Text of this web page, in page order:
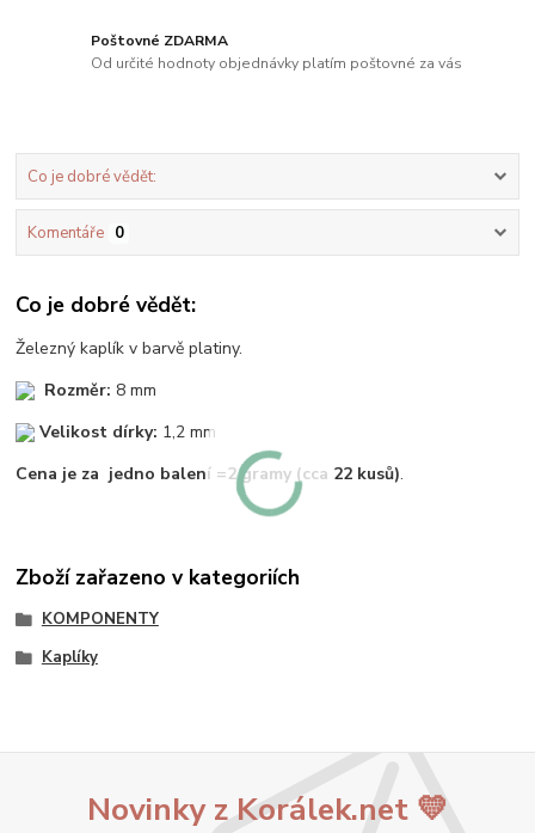
Poštovné ZDARMA
Od určité hodnoty objednávky platím poštovné za vás
Co je dobré vědět:
Komentáře 0
Co je dobré vědět:
Železný kaplík v barvě platiny.
Rozměr: 8 mm
Velikost dírky: 1,2 mm
Cena je za jedno balení =2 gramy (cca 22 kusů).
Zboží zařazeno v kategoriích
KOMPONENTY
Kaplíky
Novinky z Korálek.net 💛